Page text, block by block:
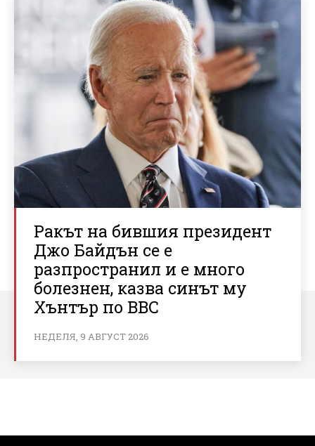
Ракът на бившия президент
Джо Байдън се е
разпространил и е много
болезнен, казва синът му
Хънтър по BBC
НЕДЕЛЯ, 9 АВГУСТ 2026